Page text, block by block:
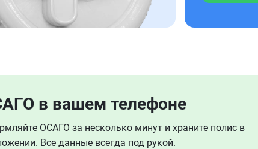
в вашем телефоне
ОСАГО за несколько минут и храните полис в
Все данные всегда под рукой.